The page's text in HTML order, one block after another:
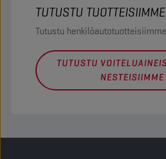
TUTUSTU TUOTTEISIIMME
Tutustu henkilöautotuotteisiimme
TUTUSTU
NESTEISIIMME